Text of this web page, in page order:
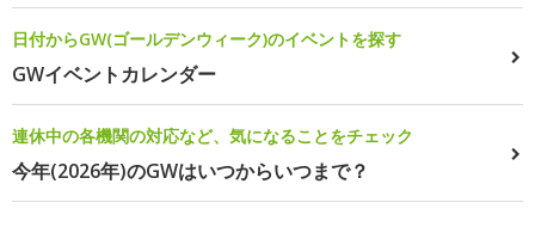
日付からGW(ゴールデンウィーク)のイベントを探す
GWイベントカレンダー
連休中の各機関の対応など、気になることをチェック
今年(2026年)のGWはいつからいつまで？